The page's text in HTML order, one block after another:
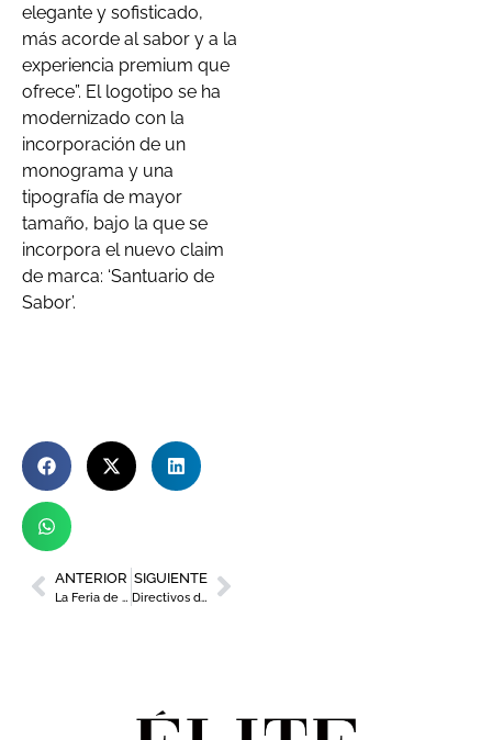
elegante y sofisticado,
más acorde al sabor y a la
experiencia premium que
ofrece”. El logotipo se ha
modernizado con la
incorporación de un
monograma y una
tipografía de mayor
tamaño, bajo la que se
incorpora el nuevo claim
de marca: ‘Santuario de
Sabor’.
ANTERIOR
La Feria de Artesanía de la Región de Murcia reunirá en Lorca a 92 expositores
SIGUIENTE
Directivos del SMS se formarán en sostenibilidad de la mano de la Cátedra RSC de la UMU